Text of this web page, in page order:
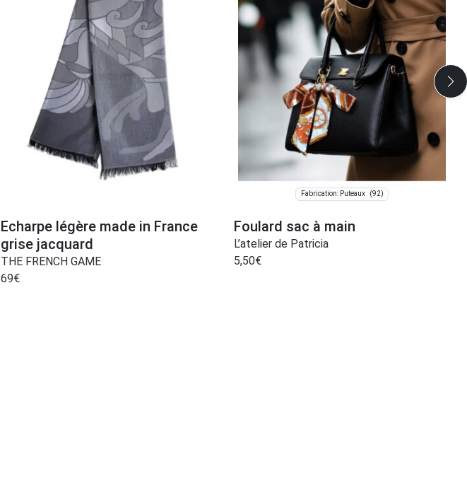
Echarpe légère made in France
grise jacquard
THE FRENCH GAME
69€
Fabrication: Puteaux (92)
Foulard sac à main
L’atelier de Patricia
5,50€